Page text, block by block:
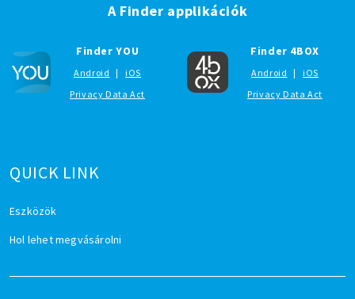
QUICK LINK
Eszközök
Hol lehet megvásárolni
A Finder applikációk
Finder YOU
Android |
iOS
Privacy Data Act
Finder 4BOX
Android |
iOS
Privacy Data Act